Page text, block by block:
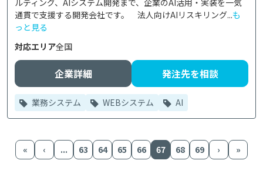
ルティング、AIシステム開発まで、企業のAI活用・実装を一気
通貫で支援する開発会社です。　法人向けAIリスキリング...も
っと見る
対応エリア全国
企業詳細 発注先を相談
業務システム WEBシステム AI
« ‹ ... 63 64 65 66 67 68 69 › »